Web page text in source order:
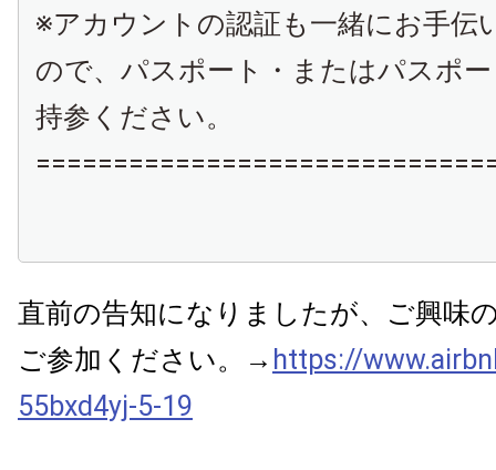
※アカウントの認証も一緒にお手伝
ので、パスポート・またはパスポ
持参ください。
直前の告知になりましたが、ご興味
ご参加ください。→ https://
55bxd4yj-5-19